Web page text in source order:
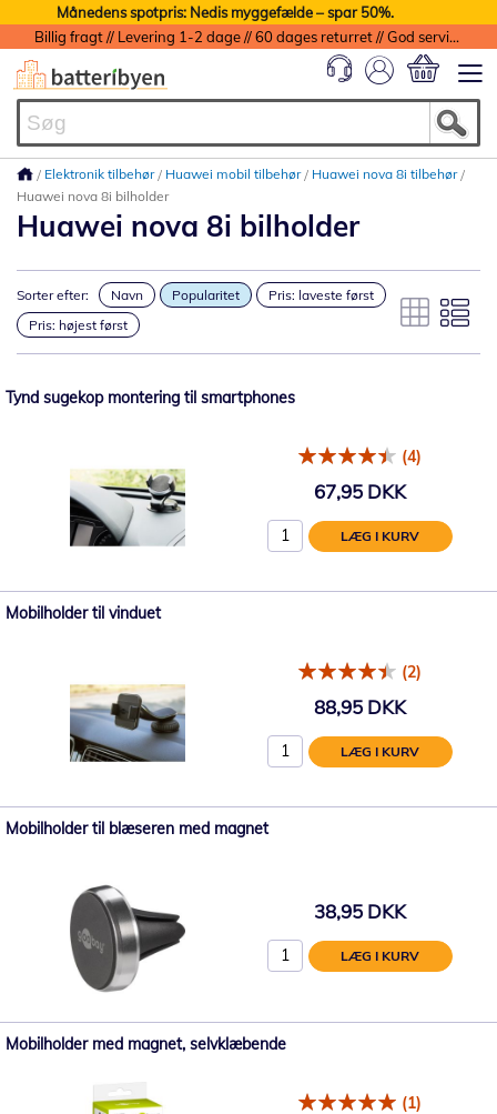
Månedens spotpris: Nedis myggefælde – spar 50%.
Billig fragt // Levering 1-2 dage // 60 dages returret // God service med garanti
Elektronik tilbehør Huawei mobil tilbehør
Huawei nova 8i tilbehør
Huawei nova 8i bilholder
Huawei nova 8i bilholder
Sorter efter: Navn Popularitet
Pris: laveste først
Pris: højest først
Tynd sugekop montering til smartphones
(4)
67,95 DKK
LÆG I KURV
Mobilholder til vinduet
(2)
88,95 DKK
LÆG I KURV
Mobilholder til blæseren med magnet
38,95 DKK
LÆG I KURV
Mobilholder med magnet, selvklæbende
(1)